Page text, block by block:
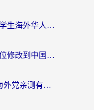
在国外怎么看优酷app？留学生海外华人必看的无限制追剧指南
在缅甸用企鹅FM怎么把定位修改到中国国内？海外党解决地域限制的实用指南
咪咕视频国外看不了吗？海外党亲测有效的回国加速解决方案